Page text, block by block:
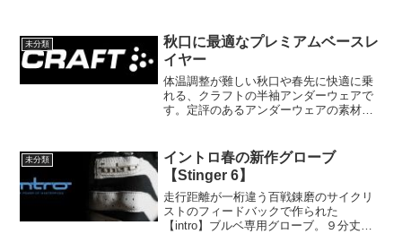
未分類
秋口に最適なプレミアムベースレ
イヤー
体温調整が難しい秋口や春先に快適に乗
れる、クラフトの半袖アンダーウェアで
す。定評のあるアンダーウェアの素材を
放熱効果の高いメッシュ生地でオーバー
ヒートを防ぎます。半袖ウ...
未分類
イントロ春の新作グローブ
【Stinger 6】
走行距離が一桁違う百戦錬磨のサイクリ
ストのフィードバックで作られた
【intro】ブルベ専用グローブ。９分丈タ